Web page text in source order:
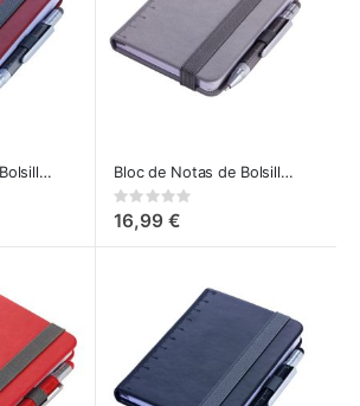
Bloc de Notas de Bolsillo DIN A7 con Tool Pen - El Organizador Definitivo
Bloc de Notas de Bolsillo DIN A7 con Tool Pen - gris
Rating:
16,99 €